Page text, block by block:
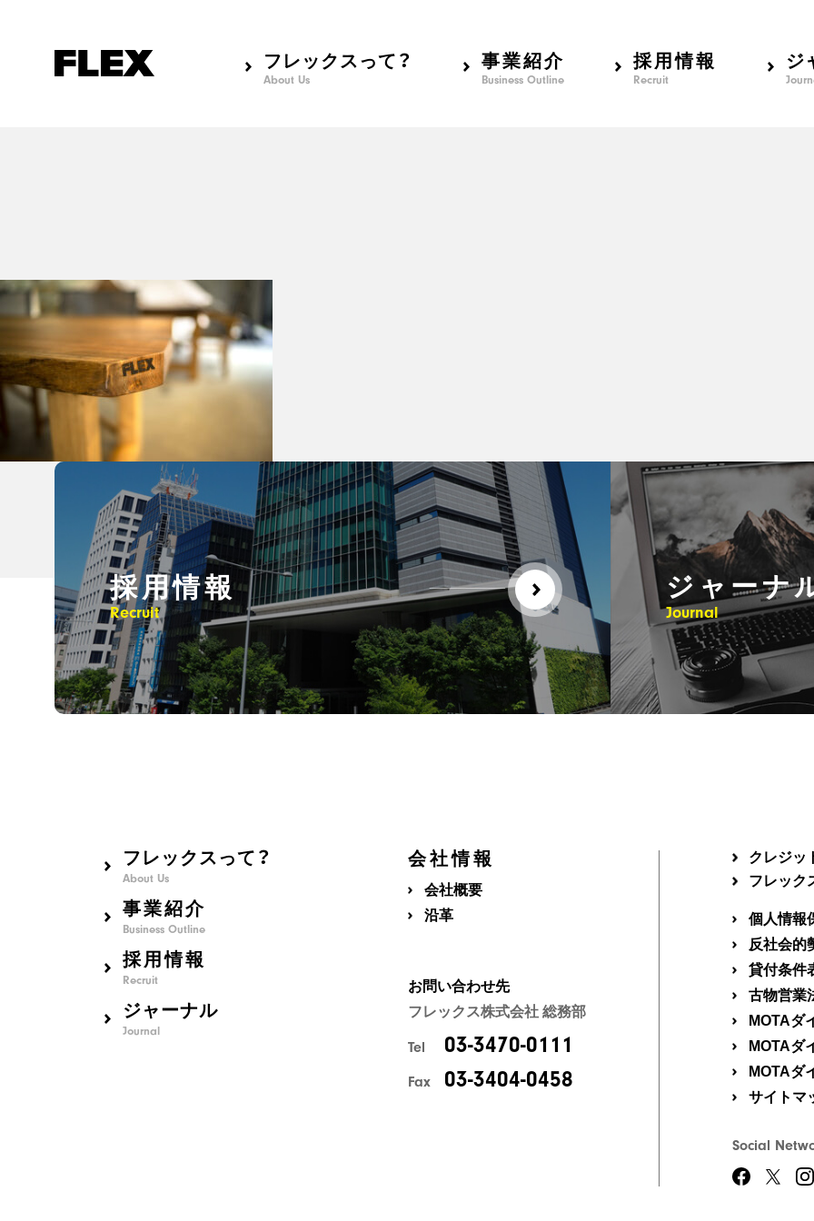
フレックスって？
About Us
事業紹介
Business Outline
採用情報
Recruit
ジ
採用情報
Recruit
ジャーナ
Journal
フレックスって？
About Us
事業紹介
Business Outline
採用情報
Recruit
ジャーナル
Journal
会社情報
会社概要
沿革
お問い合わせ先
フレックス株式会社 総務部
Tel 03-3470-0111
Fax 03-3404-0458
クレジッ
フレック
個人情報
反社会的
貸付条件
古物営業
MOTAダ
MOTAダ
MOTAダ
サイトマ
Social